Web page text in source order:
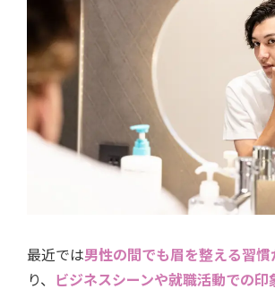
最近では男性の間でも眉を整える習慣
り、 ビジネスシーンや就職活動での